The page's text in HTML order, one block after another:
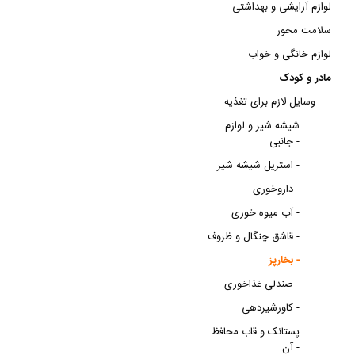
لوازم آرایشی و بهداشتی
سلامت محور
لوازم خانگی و خواب
مادر و کودک
وسایل لازم برای تغذیه
شیشه شیر و لوازم
جانبی -
استریل شیشه شیر -
داروخوری -
آب میوه خوری -
قاشق چنگال و ظروف -
بخارپز -
صندلی غذاخوری -
کاورشیردهی -
پستانک و قاب محافظ
آن -